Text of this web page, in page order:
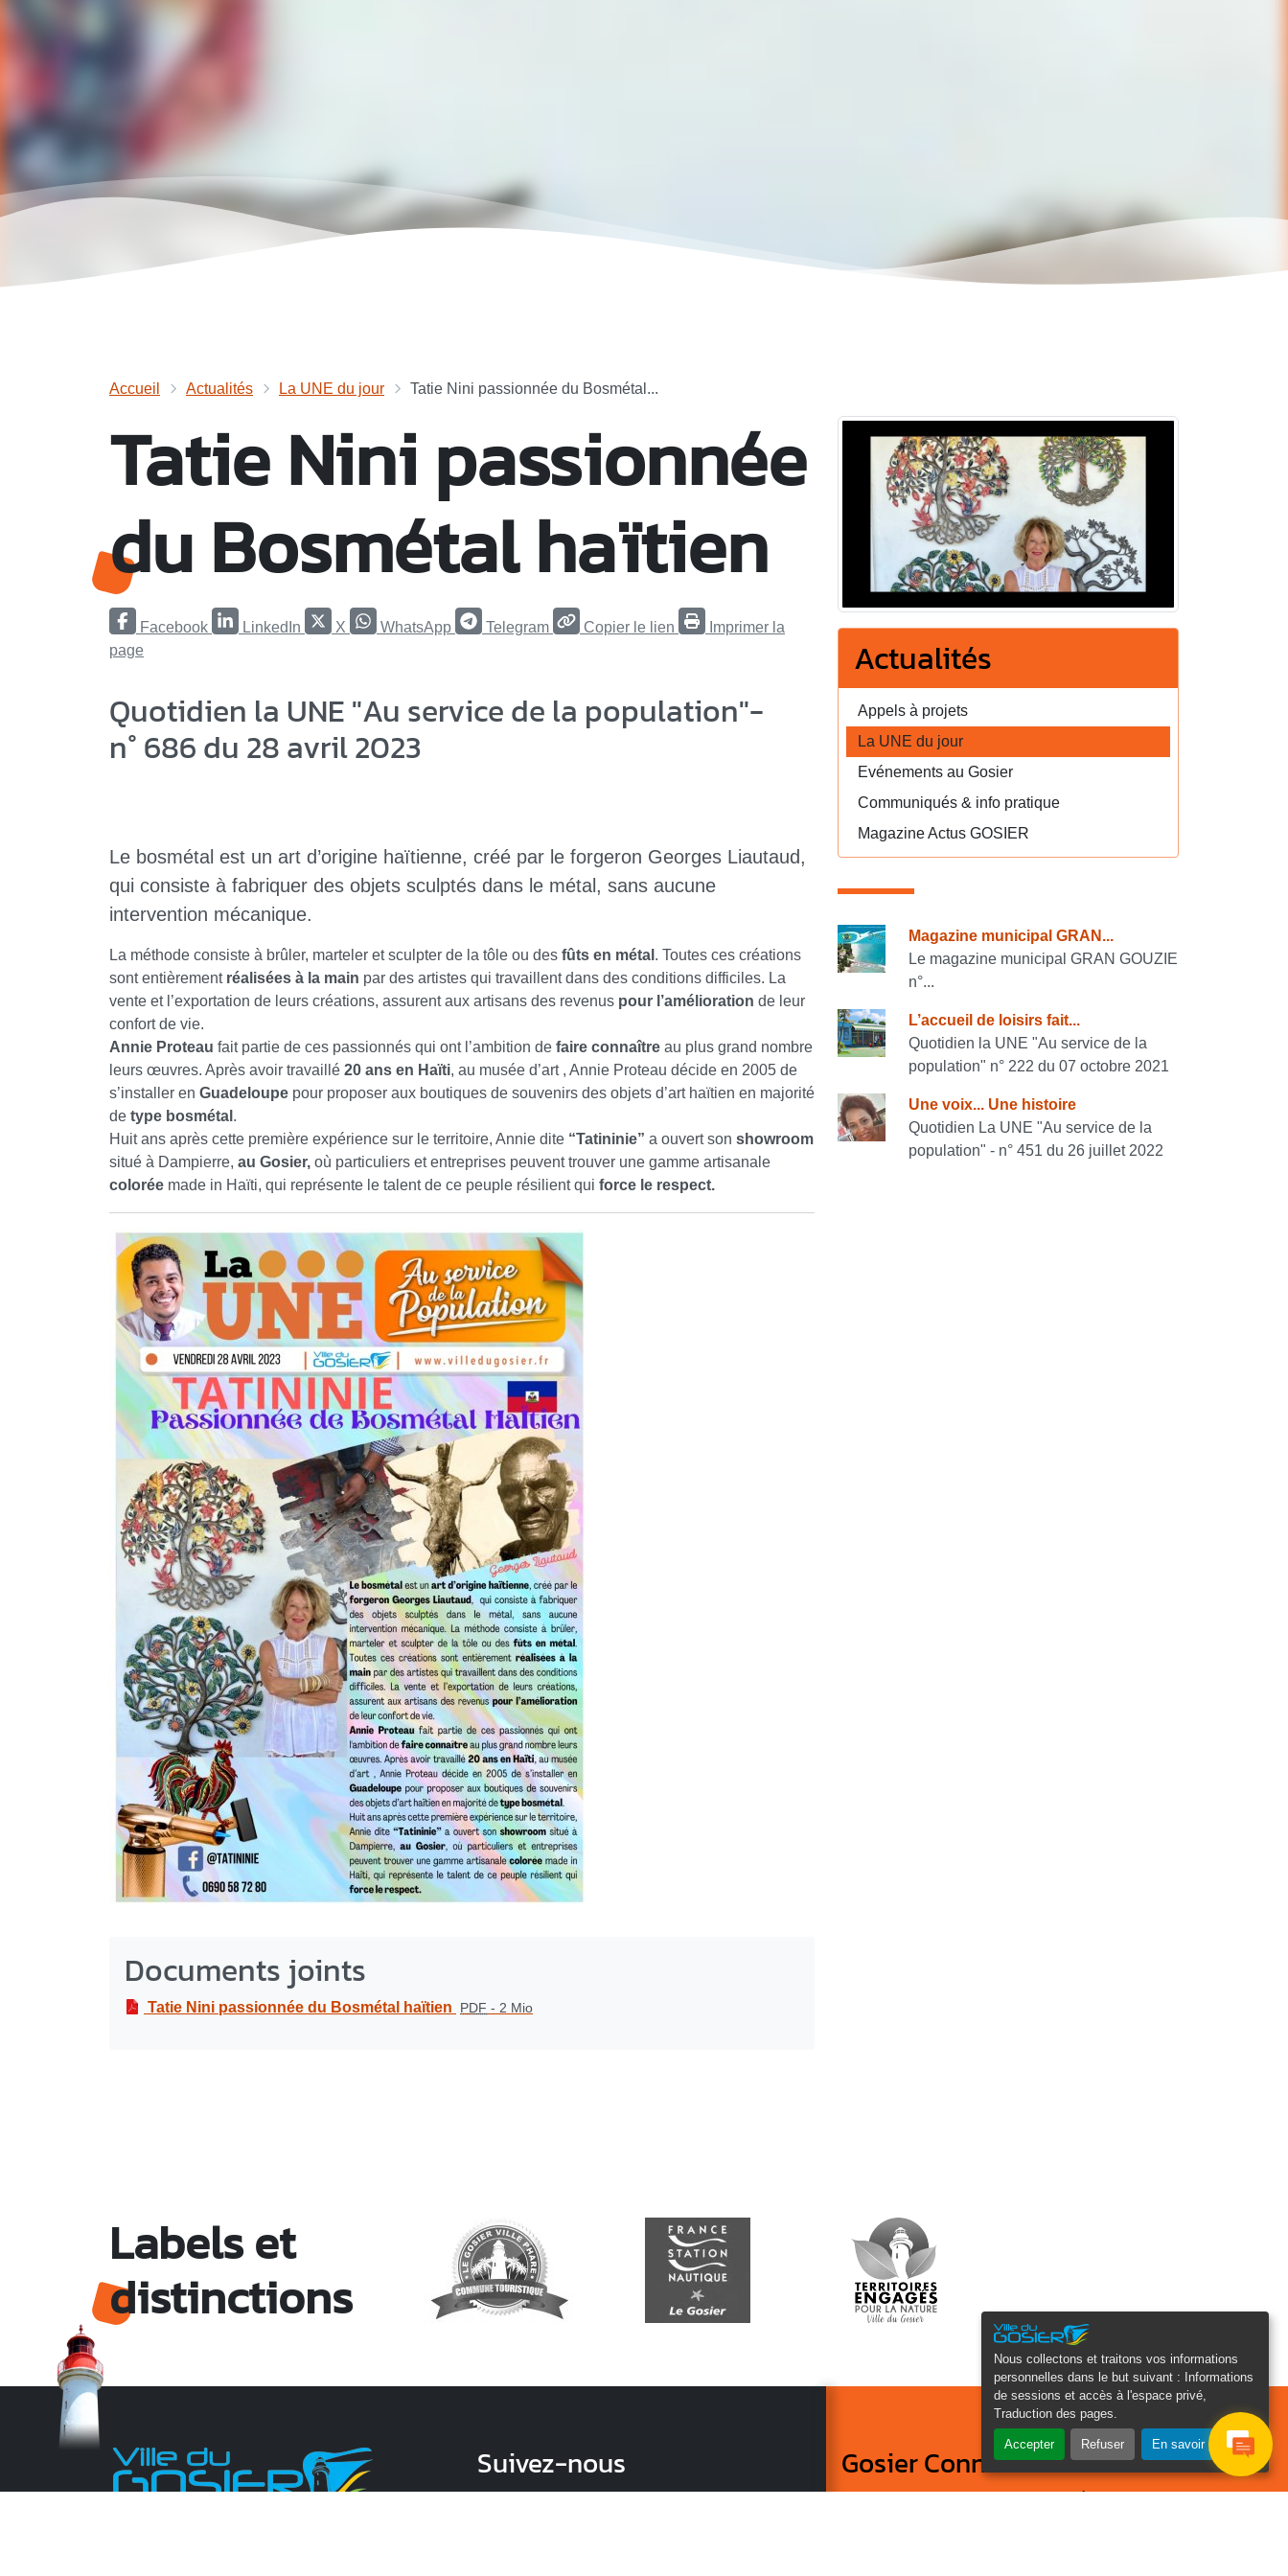
Nous collectons et traitons vos informations
personnelles dans le but suivant :
Informations
de sessions et accès à l'espace privé,
Traduction des pages
Accepter Refuser En savoir plus
Accueil Actualités La UNE du jour Tatie Nini passionnée du Bosmétal...
Tatie Nini passionnée
du Bosmétal haïtien
Facebook LinkedIn X WhatsApp Telegram Copier le lien
Imprimer la
page
Quotidien la UNE "Au service de la population"-
n° 686 du 28 avril 2023
Le bosmétal est un art d’origine haïtienne, créé par le forgeron Georges Liautaud,
qui consiste à fabriquer des objets sculptés dans le métal, sans aucune
intervention mécanique.
La méthode consiste à brûler, marteler et sculpter de la tôle ou des fûts en métal . Toutes ces créations
sont entièrement réalisées à la main par des artistes qui travaillent dans des conditions difficiles. La
vente et l’exportation de leurs créations, assurent aux artisans des revenus pour l’amélioration de leur
confort de vie.
Annie Proteau fait partie de ces passionnés qui ont l’ambition de faire connaître au plus grand nombre
leurs œuvres. Après avoir travaillé 20 ans en Haïti, au musée d’art , Annie Proteau décide en 2005 de
s’installer en Guadeloupe pour proposer aux boutiques de souvenirs des objets d’art haïtien en majorité
de type bosmétal .
Huit ans après cette première expérience sur le territoire, Annie dite “Tatininie” a ouvert son showroom
situé à Dampierre, au Gosier, où particuliers et entreprises peuvent trouver une gamme artisanale
colorée made in Haïti, qui représente le talent de ce peuple résilient qui force le respect.
Documents joints
Tatie Nini passionnée du Bosmétal haïtien PDF - 2 Mio
Actualités
Appels à projets
La UNE du jour
Evénements au Gosier
Communiqués & info pratique
Magazine Actus GOSIER
Consulter également
Magazine municipal GRAN...
Le magazine municipal GRAN GOUZIE
n°...
L’accueil de loisirs fait...
Quotidien la UNE "Au service de la
population" n° 222 du 07 octobre 2021
Une voix... Une histoire
Quotidien La UNE "Au service de la
population" - n° 451 du 26 juillet 2022
Labels et
distinctions
Suivez-nous Gosier Connecté